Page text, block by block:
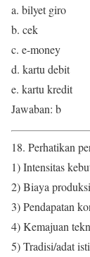
a. bilyet giro
b. cek
c. e-money
d. kartu debit
e. kartu kredit
Jawaban: b
18. Perhatikan
1) Intensitas
2) Biaya
3) Pendapatan
4) Kemajuan
5) Tradisi/adat